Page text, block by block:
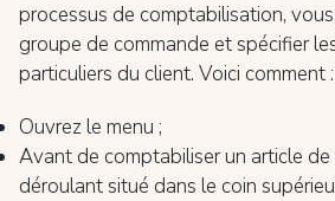
processus de comptabilisation,
groupe de commande et spécifier
particuliers du client. Voici comment :
Ouvrez le menu ;
Avant de comptabiliser un article de
déroulant situé dans le coin